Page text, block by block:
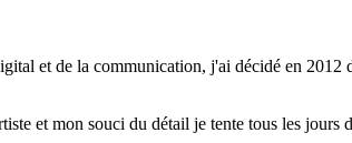
et de la communication, j'ai décidé en
et mon souci du détail je tente tous les